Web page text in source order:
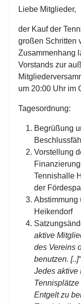
Liebe Mitglieder,
der Kauf der
großen Schritten
Zusammenhang
Vorstands zur
um 20:00 Uhr im
Tagesordnung:
Begrüßung
Vorstellung
Tennishalle
der
Abstimmung
Heikendorf
aktive
des Vereins
benutzen. [..]“
Jedes aktive
Entgelt zu